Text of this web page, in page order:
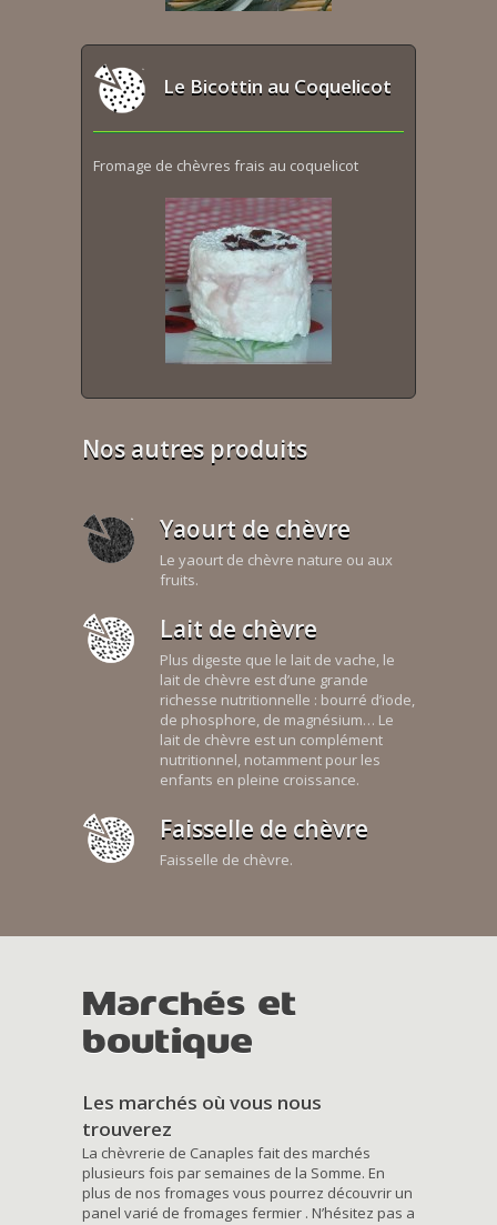
Le Bicottin au Coquelicot
Fromage de chèvres frais au coquelicot
Nos autres produits
Yaourt de chèvre
Le yaourt de chèvre nature ou aux
fruits.
Lait de chèvre
Plus digeste que le lait de vache, le
lait de chèvre est d’une grande
richesse nutritionnelle : bourré d’iode,
de phosphore, de magnésium… Le
lait de chèvre est un complément
nutritionnel, notamment pour les
enfants en pleine croissance.
Faisselle de chèvre
Faisselle de chèvre.
Marchés et
boutique
Les marchés où vous nous
trouverez
La chèvrerie de Canaples fait des marchés
plusieurs fois par semaines de la Somme. En
plus de nos fromages vous pourrez découvrir un
panel varié de fromages fermier . N’hésitez pas a